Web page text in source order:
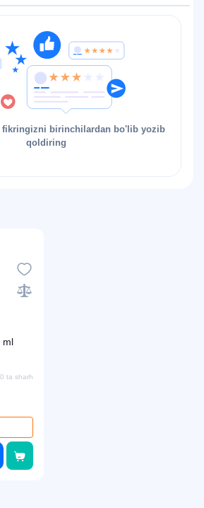
fikringizni birinchilardan bo'lib yozib
qoldiring
ml
0 ta sharh